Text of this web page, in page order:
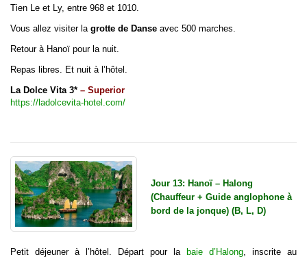
Tien Le et Ly, entre 968 et 1010.
Vous allez visiter la grotte de Danse avec 500 marches.
Retour à Hanoï pour la nuit.
Repas libres. Et nuit à l’hôtel.
La Dolce Vita 3* – Superior
https://ladolcevita-hotel.com/
Jour 13: Hanoï – Halong
(Chauffeur + Guide anglophone à
bord de la jonque) (B, L, D)
Petit déjeuner à l’hôtel. Départ pour la baie d’Halong , inscrite au